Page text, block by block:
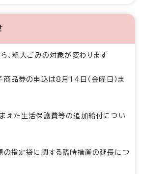
、粗大ごみの対象が変わります
商品券の申込は8月14日（金曜日）ま
えた生活保護費等の追加給付につい
の指定袋に関する臨時措置の延長につ